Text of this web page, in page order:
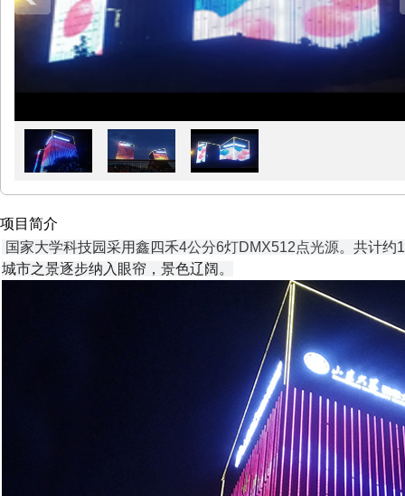
项目简介
国家大学科技园采用鑫四禾4公分6灯DMX512点光源。共计约
城市之景逐步纳入眼帘，景色辽阔。